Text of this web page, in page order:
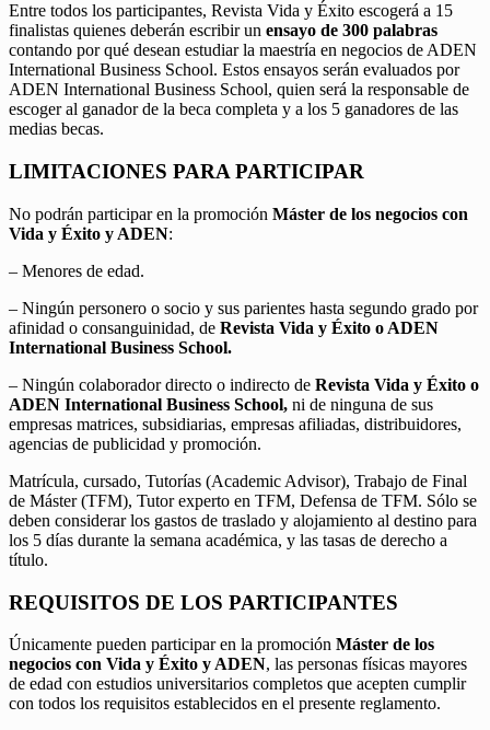
Entre todos los participantes, Revista Vida y Éxito escogerá a 15
finalistas quienes deberán escribir un ensayo de 300 palabras
contando por qué desean estudiar la maestría en negocios de ADEN
International Business School. Estos ensayos serán evaluados por
ADEN International Business School, quien será la responsable de
escoger al ganador de la beca completa y a los 5 ganadores de las
medias becas.
LIMITACIONES PARA PARTICIPAR
No podrán participar en la promoción Máster de los negocios con
Vida y Éxito y ADEN:
– Menores de edad.
– Ningún personero o socio y sus parientes hasta segundo grado por
afinidad o consanguinidad, de Revista Vida y Éxito o ADEN
International Business School.
– Ningún colaborador directo o indirecto de Revista Vida y Éxito o
ADEN International Business School, ni de ninguna de sus
empresas matrices, subsidiarias, empresas afiliadas, distribuidores,
agencias de publicidad y promoción.
Matrícula, cursado, Tutorías (Academic Advisor), Trabajo de Final
de Máster (TFM), Tutor experto en TFM, Defensa de TFM. Sólo se
deben considerar los gastos de traslado y alojamiento al destino para
los 5 días durante la semana académica, y las tasas de derecho a
título.
REQUISITOS DE LOS PARTICIPANTES
Únicamente pueden participar en la promoción Máster de los
negocios con Vida y Éxito y ADEN, las personas físicas mayores
de edad con estudios universitarios completos que acepten cumplir
con todos los requisitos establecidos en el presente reglamento.